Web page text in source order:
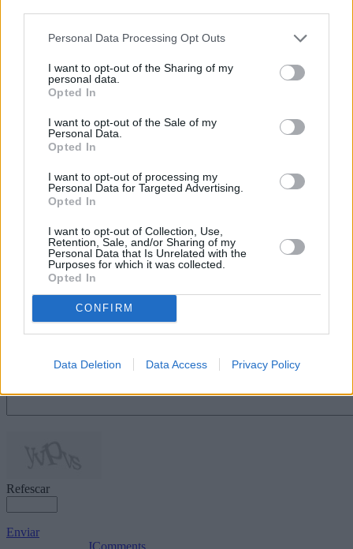
Personal Data Processing Opt Outs
I want to opt-out of the Sharing of my
personal data.
Opted In
I want to opt-out of the Sale of my
Personal Data.
Opted In
I want to opt-out of processing my
Personal Data for Targeted Advertising.
Opted In
I want to opt-out of Collection, Use,
Retention, Sale, and/or Sharing of my
Personal Data that Is Unrelated with the
Purposes for which it was collected.
Opted In
CONFIRM
Data Deletion Data Access Privacy Policy
sentipensares sobre las expectativas
de bienestar alcanzadas por el
desarrollo de Lanzarote y el provecho o
perjuicio que de él se derivan. Entre
otros deseos, Jaime Quesada espera
que el libro "nos facilite la reflexión de
hombres, en el anonimato, sin
reconocimiento, hicieron por y para su
pueblo". El acto finalizó con la firma de
por el número de personas que no
quisieron perderse la presentación de
Alongado al brocal. Lleno en la Casa
Escribir un comentario
(requerido)
Refescar
Enviar
JComments